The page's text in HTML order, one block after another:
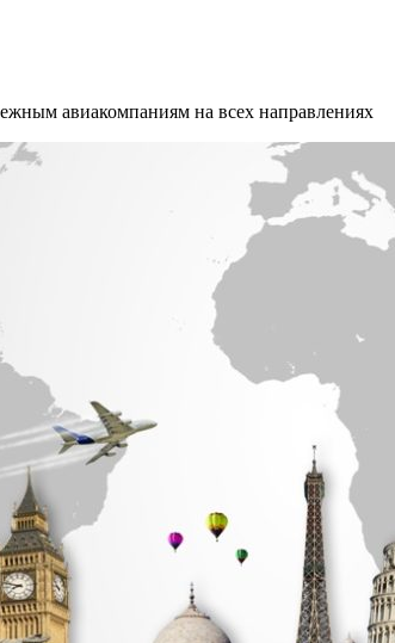
авиакомпаниям на всех направлениях